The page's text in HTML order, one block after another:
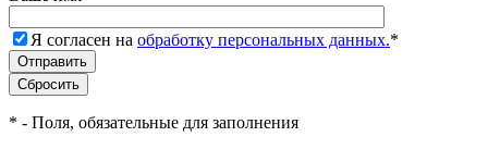
Я согласен на обработку персональных данных.*
* - Поля, обязательные для заполнения